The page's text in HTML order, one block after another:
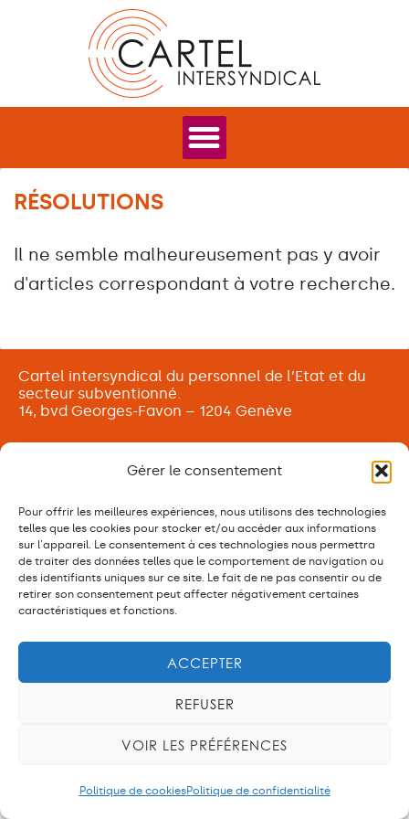
Gérer le consentement
Pour offrir les meilleures expériences, nous utilisons des technologies
telles que les cookies pour stocker et/ou accéder aux informations
sur l'appareil. Le consentement à ces technologies nous permettra
de traiter des données telles que le comportement de navigation ou
des identifiants uniques sur ce site. Le fait de ne pas consentir ou de
retirer son consentement peut affecter négativement certaines
caractéristiques et fonctions.
ACCEPTER
REFUSER
VOIR LES PRÉFÉRENCES
Politique de cookiesPolitique de confidentialité
RÉSOLUTIONS
Il ne semble malheureusement pas y avoir
d'articles correspondant à votre recherche.
Cartel intersyndical du personnel de l’Etat et du
secteur subventionné.
14, bvd Georges-Favon – 1204 Genève